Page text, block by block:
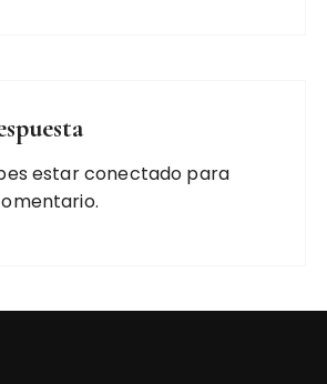
estarconectado para